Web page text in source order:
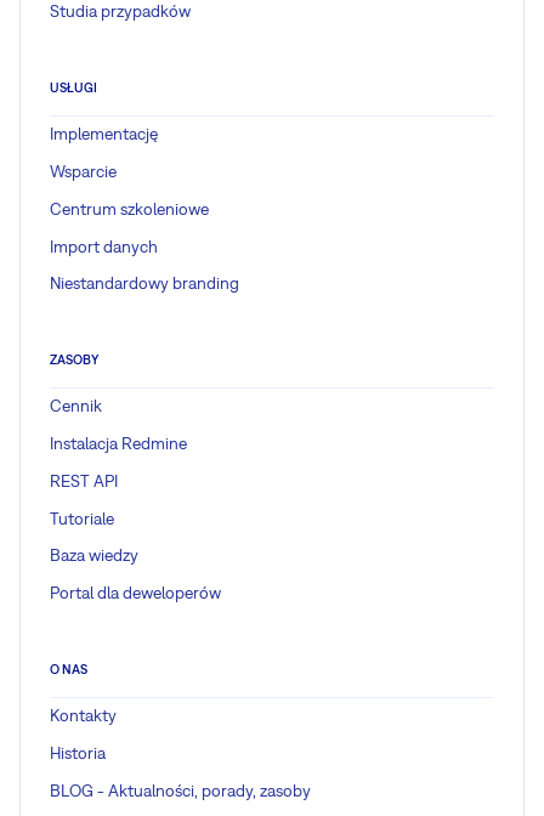
Studia przypadków
USŁUGI
Implementację
Wsparcie
Centrum szkoleniowe
Import danych
Niestandardowy branding
ZASOBY
Cennik
Instalacja Redmine
REST API
Tutoriale
Baza wiedzy
Portal dla deweloperów
O NAS
Kontakty
Historia
BLOG - Aktualności, porady, zasoby